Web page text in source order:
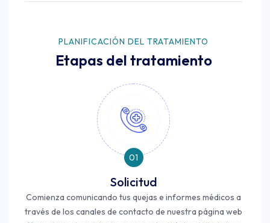
PLANIFICACIÓN DEL TRATAMIENTO
Etapas del tratamiento
01
Solicitud
Comienza comunicando tus quejas e informes médicos a
través de los canales de contacto de nuestra página web